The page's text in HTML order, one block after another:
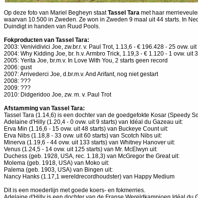
Op deze foto van Mariel Begheyn staatTassel Tara met haar
waarvan 10.500 in Zweden. Ze won in Zweden 9 maal uit 44 starts. In
Duindigt in handen van Ruud Pools.
Fokproducten van Tassel Tara:
2003: Venividivici Joe, zw.br.r. v. Paul Trot, 1.13,6 - € 196.428 - 25 ovw.
2004: Why Kidding Joe, br. h.v. Armbro Trick, 1.19,3 - € 1.120 - 1 ovw. uit
2005: Yerita Joe, br.m.v. In Love With You, 2 starts geen record
2006: gust
2007: Arrivederci Joe, d.br.m.v. And Arifant, nog niet gestart
2008: ???
2009: ???
2010: Didgeridoo Joe, zw. m. v. Paul Trot
Afstamming van Tassel Tara:
Tassel Tara (1.14,6) is een dochter van de goedgefokte Kosar (Speedy
Adelaine d'Hilly (1.20,4 - 0 ovw. uit 9 starts) van Idéal du Gazeau uit:
Erva Min (1.16,6 - 15 ovw. uit 48 starts) van Buckeye Count uit:
Erva Nibs (1.18,8 - 33 ovw. uit 60 starts) van Scotch Nibs uit:
Minerva (1.19,6 - 44 ovw. uit 133 starts) van Whitney Hanover uit:
Venus (1.24,5 - 14 ovw. uit 125 starts) van Mr. McElwyn uit:
Duchess (geb. 1928, USA, rec. 1.18,3) van McGregor the Great uit:
Molema (geb. 1918, USA) van Moko uit:
Palema (geb. 1903, USA) van Bingen uit:
Nancy Hanks (1.17,1 wereldrecordhoudster) van Happy Medium
Dit is een moederlijn met goede koers- en fokmerries.